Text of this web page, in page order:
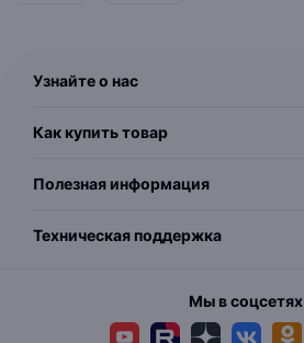
Узнайте о нас
Как купить товар
Полезная информация
Техническая поддержка
Мы в соцсетях